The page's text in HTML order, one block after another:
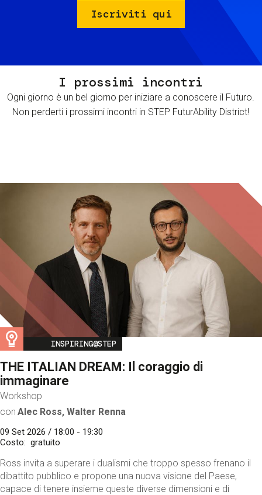
Iscriviti qui
I prossimi incontri
Ogni giorno è un bel giorno per iniziare a conoscere il Futuro.
Non perderti i prossimi incontri in STEP FuturAbility District!
Image
INSPIRING@STEP
THE ITALIAN DREAM: Il coraggio di
immaginare
Workshop
con Alec Ross, Walter Renna
09 Set 2026 / 18:00 - 19:30
Costo
gratuito
Ross invita a superare i dualismi che troppo spesso frenano il
dibattito pubblico e propone una nuova visione del Paese,
capace di tenere insieme queste diverse dimensioni e di